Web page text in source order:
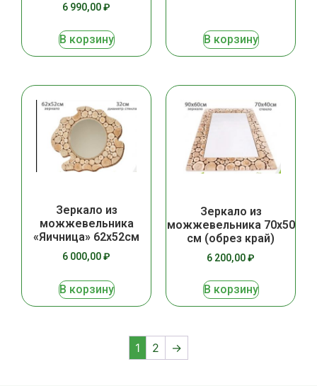
6 990,00₽
В корзину В корзину
Зеркало из
можжевельника
«Яичница» 62х52см
6 000,00₽
В корзину
Зеркало из
можжевельника 70х50
см (обрез край)
6 200,00₽
В корзину
1 2 →